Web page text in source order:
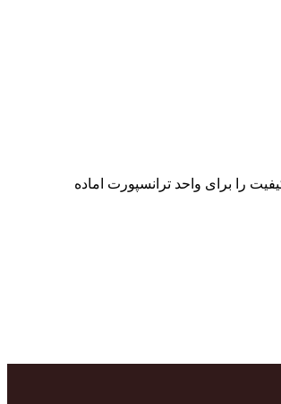
و ازمایشگاه,بتن با کیفیت را برای واحد ترانسپورت اماده